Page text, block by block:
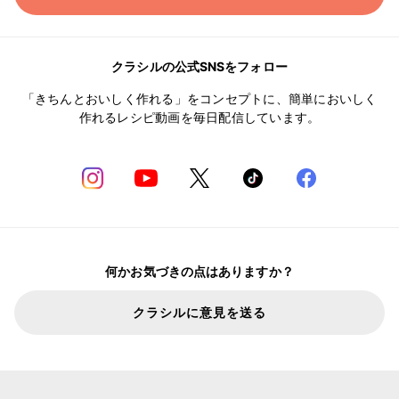
クラシルの公式SNSをフォロー
「きちんとおいしく作れる」をコンセプトに、簡単においしく
作れるレシピ動画を毎日配信しています。
何かお気づきの点はありますか？
クラシルに意見を送る